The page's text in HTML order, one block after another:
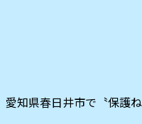
愛知県春日井市で〝保護